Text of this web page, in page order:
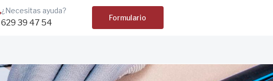
¿Necesitas ayuda?
629 39 47 54
Formulario